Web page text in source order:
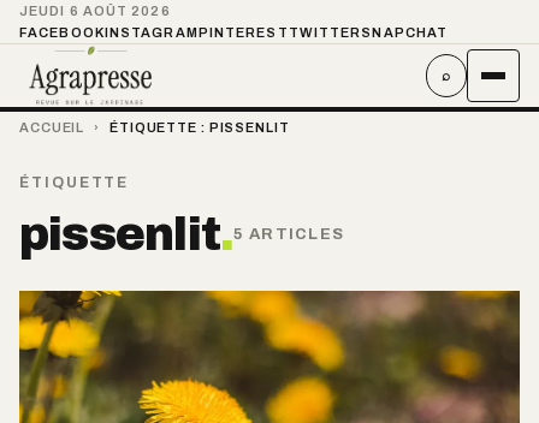
JEUDI 6 AOÛT 2026
FACEBOOKINSTAGRAMPINTEREST TWITTER SNAPCHAT
⌕
ACCUEIL › ÉTIQUETTE : PISSENLIT
ÉTIQUETTE
pissenlit.5 ARTICLES